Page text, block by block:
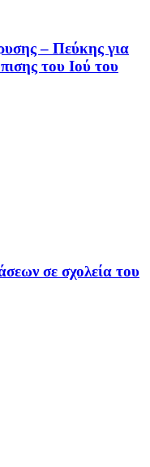
– Πεύκης για
του Ιού του
σε σχολεία του